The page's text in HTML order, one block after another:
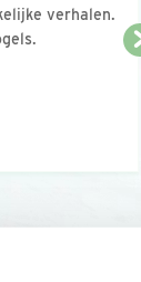
verhalen.